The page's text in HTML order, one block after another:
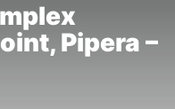
Pipera –